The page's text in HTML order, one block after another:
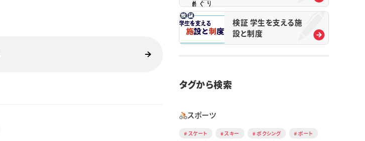
検証 学生を支える施
設と制度
タグから検索
スポーツ
スケート スキー ボクシング
ボート